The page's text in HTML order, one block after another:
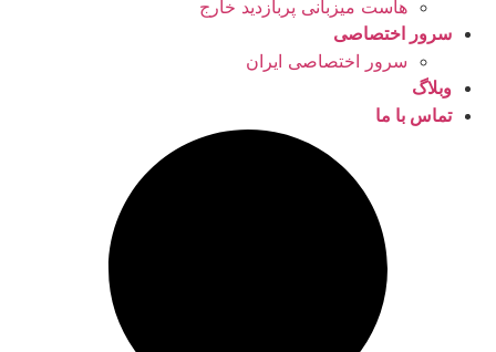
هاست میزبانی پربازدید خارج
سرور اختصاصی
سرور اختصاصی ایران
وبلاگ
تماس با ما